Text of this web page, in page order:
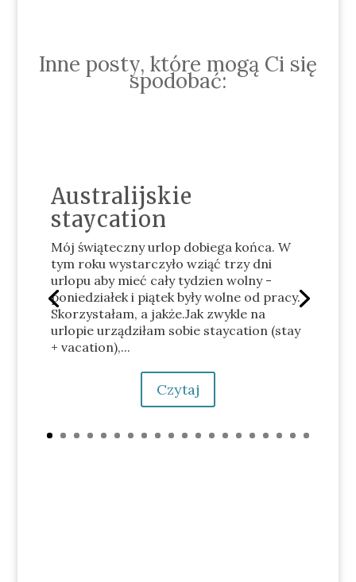
Inne posty, które mogą Ci się
spodobać:
Australijskie
staycation
Mój świąteczny urlop dobiega końca. W
tym roku wystarczyło wziąć trzy dni
urlopu aby mieć cały tydzien wolny -
poniedziałek i piątek były wolne od pracy.
Skorzystałam, a jakże.Jak zwykle na
urlopie urządziłam sobie staycation (stay
+ vacation),...
Czytaj